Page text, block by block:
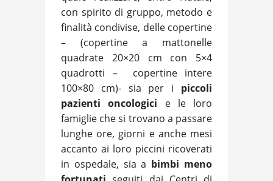
con spirito di gruppo, metodo e
finalità condivise, delle copertine
– (copertine a mattonelle
quadrate 20×20 cm con 5×4
quadrotti – copertine intere
100×80 cm)- sia per i piccoli
pazienti oncologici e le loro
famiglie che si trovano a passare
lunghe ore, giorni e anche mesi
accanto ai loro piccini ricoverati
in ospedale, sia a bimbi meno